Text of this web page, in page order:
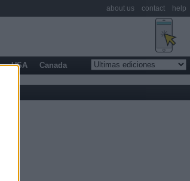
USA Canada
about us contact help